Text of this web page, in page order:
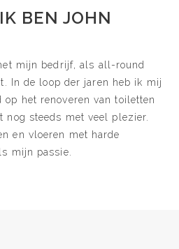
BEN JOHN
mijn bedrijf, als all-round
In de loop der jaren heb ik mij
op het renoveren van toiletten
nog steeds met veel plezier.
en vloeren met harde
mijn passie.